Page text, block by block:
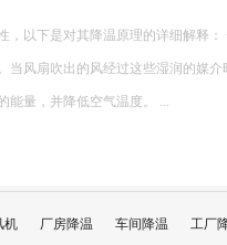
堆砌普通空调，看似设备齐全，
况不同，盲目跟风安装设备，不仅
机 厂房降温 车间降温 工厂